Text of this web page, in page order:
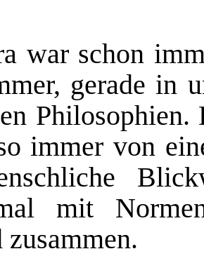
war schon
gerade in
immer von
mit